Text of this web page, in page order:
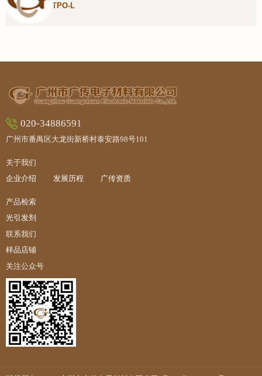
样品链接：TPO-L
关于我们
企业介绍 发展历程 广传资质
产品检索
光引发剂
联系我们
样品店铺
关注公众号
020-34886591
广州市番禺区大龙街新桥村泰安路98号101